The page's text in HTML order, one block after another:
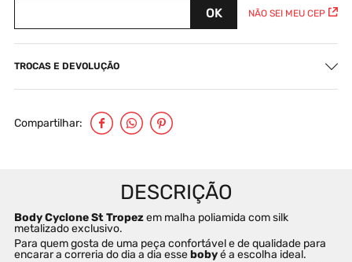
NÃO SEI MEU CEP
TROCAS E DEVOLUÇÃO
Compartilhar
Body Cyclone St Tropez em malha poliamida com silk
metalizado exclusivo.
Para quem gosta de uma peça confortável e de qualidade para
encarar a correria do dia a dia esse boby é a escolha ideal.